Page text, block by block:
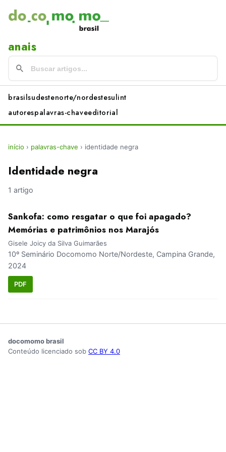
anais
brasilsudestenorte/nordestesulint
autorespalavras-chaveeditorial
início › palavras-chave › identidade negra
Identidade negra
1 artigo
Sankofa: como resgatar o que foi apagado?
Memórias e patrimônios nos Marajós
Gisele Joicy da Silva Guimarães
10º Seminário Docomomo Norte/Nordeste, Campina Grande,
2024
PDF
docomomo brasil
Conteúdo licenciado sob CC BY 4.0